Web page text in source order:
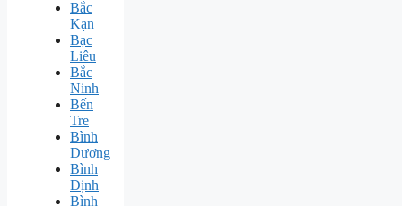
Bắc
Kạn
Bạc
Liêu
Bắc
Ninh
Bến
Tre
Bình
Dương
Bình
Định
Bình